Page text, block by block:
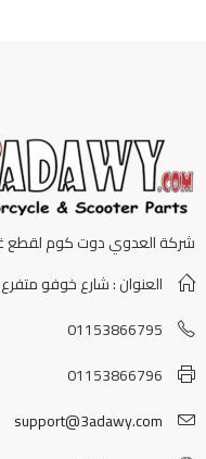
شركة العدوي دوت كوم لقطع
العنوان : شارع خوفو
01153866795
01153866796
support@3adawy.com